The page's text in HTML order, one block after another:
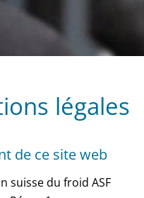
légales
de ce site web
suisse du froid ASF